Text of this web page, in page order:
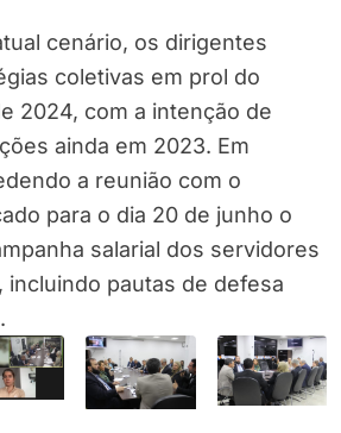
cenário, os dirigentes
coletivas em prol do
2024, com a intenção de
ainda em 2023. Em
a reunião com o
para o dia 20 de junho o
salarial dos servidores
incluindo pautas de defesa